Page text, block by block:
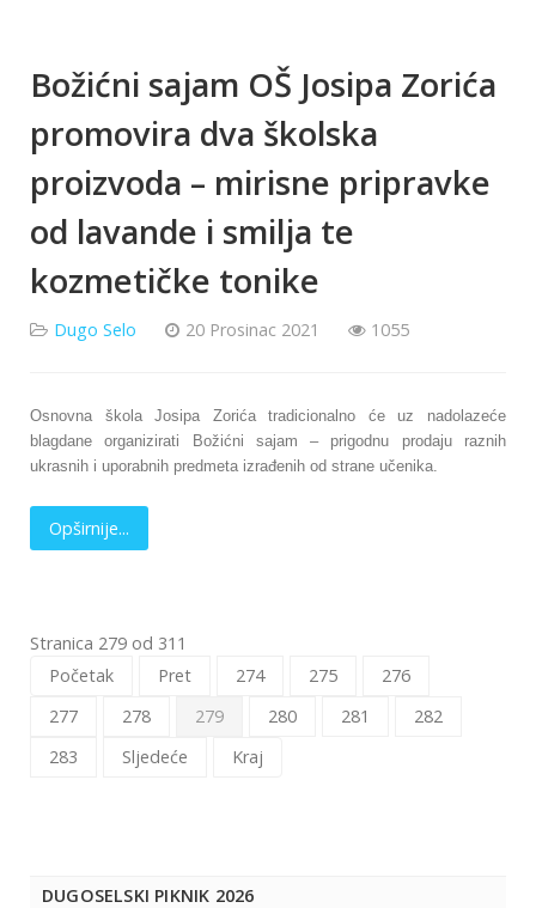
Božićni sajam OŠ Josipa Zorića
promovira dva školska
proizvoda – mirisne pripravke
od lavande i smilja te
kozmetičke tonike
Dugo Selo 20 Prosinac 2021 1055
Osnovna škola Josipa Zorića tradicionalno će uz nadolazeće
blagdane organizirati Božićni sajam – prigodnu prodaju raznih
ukrasnih i uporabnih predmeta izrađenih od strane učenika.
Opširnije...
Stranica 279 od 311
Početak
Pret 274 275
276
277
278 279 280 281
282
283
Sljedeće Kraj
DUGOSELSKI PIKNIK 2026